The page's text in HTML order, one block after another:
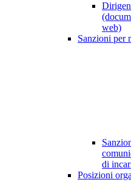
web)
Sanzioni per
di
Posizioni